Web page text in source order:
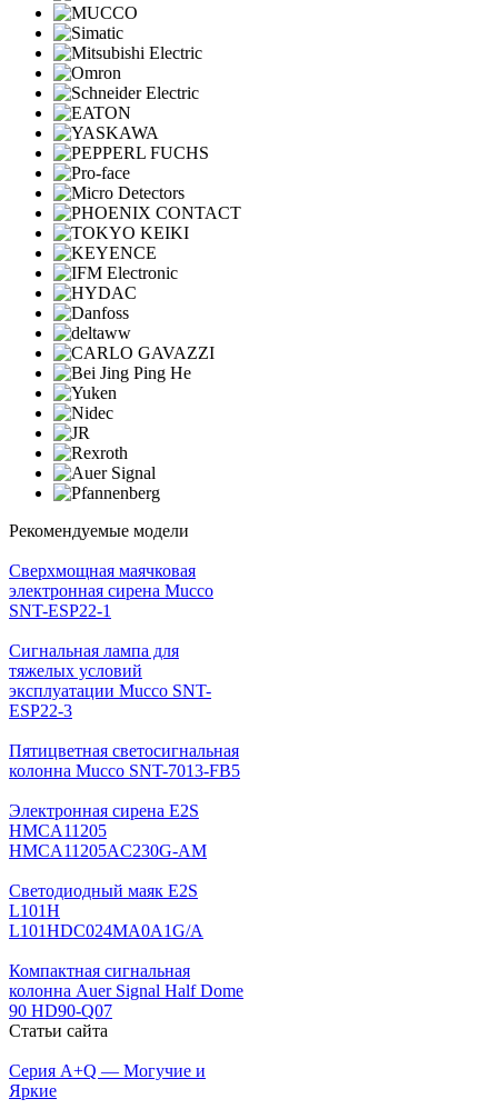
Рекомендуемые модели
Cверхмощная маячковая
электронная сирена Mucco
SNT-ESP22-1
Сигнальная лампа для
тяжелых условий
эксплуатации Mucco SNT-
ESP22-3
Пятицветная светосигнальная
колонна Mucco SNT-7013-FB5
Электронная сирена E2S
HMCA11205
HMCA11205AC230G-AM
Светодиодный маяк E2S
L101H
L101HDC024MA0A1G/A
Компактная сигнальная
колонна Auer Signal Half Dome
90 HD90-Q07
Статьи сайта
Серия A+Q — Могучие и
Яркие